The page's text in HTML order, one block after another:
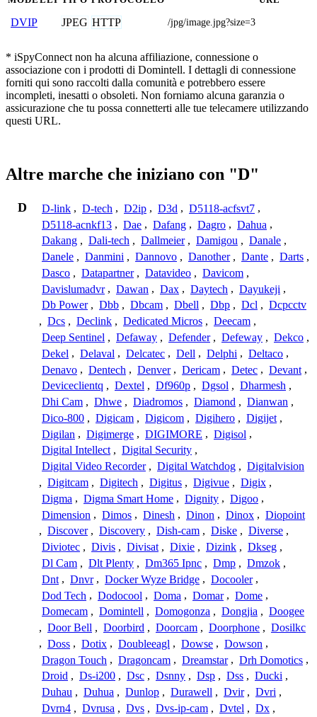
DVIP JPEG HTTP /jpg/image.jpg?size=3
* iSpyConnect non ha alcuna affiliazione, connessione o
associazione con i prodotti di Domintell. I dettagli di connessione
forniti qui sono raccolti dalla comunità e potrebbero essere
incompleti, inesatti o obsoleti. Non forniamo alcuna garanzia o
assicurazione che tu possa connetterti alle tue telecamere utilizzando
questi URL.
Altre marche che iniziano con "D"
D D-link , D-tech , D2ip , D3d , D5118-acfsvt7 ,
D5118-acnkf13 , Dae , Dafang , Dagro , Dahua ,
Dakang , Dali-tech , Dallmeier , Damigou , Danale ,
Danele , Danmini , Dannovo , Danother , Dante , Darts ,
Dasco , Datapartner , Datavideo , Davicom ,
Davislumadvr , Dawan , Dax , Daytech , Dayukeji ,
Db Power , Dbb , Dbcam , Dbell , Dbp , Dcl , Dcpcctv
, Dcs , Declink , Dedicated Micros , Deecam ,
Deep Sentinel , Defaway , Defender , Defeway , Dekco ,
Dekel , Delaval , Delcatec , Dell , Delphi , Deltaco ,
Denavo , Dentech , Denver , Dericam , Detec , Devant ,
Deviceclientq , Dextel , Df960p , Dgsol , Dharmesh ,
Dhi Cam , Dhwe , Diadromos , Diamond , Dianwan ,
Dico-800 , Digicam , Digicom , Digihero , Digijet ,
Digilan , Digimerge , DIGIMORE , Digisol ,
Digital Intellect , Digital Security ,
Digital Video Recorder , Digital Watchdog , Digitalvision
, Digitcam , Digitech , Digitus , Digivue , Digix ,
Digma , Digma Smart Home , Dignity , Digoo ,
Dimension , Dimos , Dinesh , Dinon , Dinox , Diopoint
, Discover , Discovery , Dish-cam , Diske , Diverse ,
Diviotec , Divis , Divisat , Dixie , Dizink , Dkseg ,
Dl Cam , Dlt Plenty , Dm365 Ipnc , Dmp , Dmzok ,
Dnt , Dnvr , Docker Wyze Bridge , Docooler ,
Dod Tech , Dodocool , Doma , Domar , Dome ,
Domecam , Domintell , Domogonza , Dongjia , Doogee
, Door Bell , Doorbird , Doorcam , Doorphone , Dosilkc
, Doss , Dotix , Doubleeagl , Dowse , Dowson ,
Dragon Touch , Dragoncam , Dreamstar , Drh Domotics ,
Droid , Ds-i200 , Dsc , Dsnny , Dsp , Dss , Ducki ,
Duhau , Duhua , Dunlop , Durawell , Dvir , Dvri ,
Dvrn4 , Dvrusa , Dvs , Dvs-ip-cam , Dvtel , Dx ,